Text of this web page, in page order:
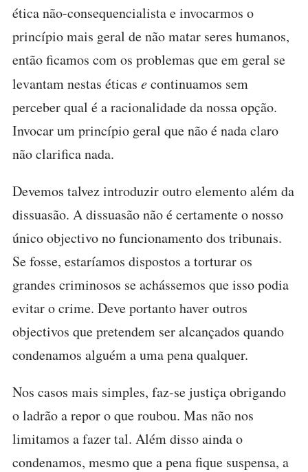
ética não-consequencialista e invocarmos o
princípio mais geral de não matar seres humanos,
então ficamos com os problemas que em geral se
levantam nestas éticas econtinuamos sem
perceber qual é a racionalidade da nossa opção.
Invocar um princípio geral que não é nada claro
não clarifica nada.
Devemos talvez introduzir outro elemento além da
dissuasão. A dissuasão não é certamente o nosso
único objectivo no funcionamento dos tribunais.
Se fosse, estaríamos dispostos a torturar os
grandes criminosos se achássemos que isso podia
evitar o crime. Deve portanto haver outros
objectivos que pretendem ser alcançados quando
condenamos alguém a uma pena qualquer.
Nos casos mais simples, faz-se justiça obrigando
o ladrão a repor o que roubou. Mas não nos
limitamos a fazer tal. Além disso ainda o
condenamos, mesmo que a pena fique suspensa, a